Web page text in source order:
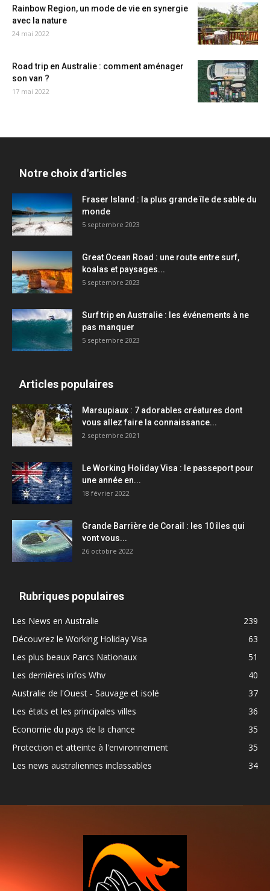
Rainbow Region, un mode de vie en synergie
avec la nature
24 mai 2022
Road trip en Australie : comment aménager
son van ?
17 mai 2022
Notre choix d'articles
Fraser Island : la plus grande île de sable du
monde
5 septembre 2023
Great Ocean Road : une route entre surf,
koalas et paysages...
5 septembre 2023
Surf trip en Australie : les événements à ne
pas manquer
5 septembre 2023
Articles populaires
Marsupiaux : 7 adorables créatures dont
vous allez faire la connaissance...
2 septembre 2021
Le Working Holiday Visa : le passeport pour
une année en...
18 février 2022
Grande Barrière de Corail : les 10 îles qui
vont vous...
26 octobre 2022
Rubriques populaires
Les News en Australie
239
Découvrez le Working Holiday Visa
63
Les plus beaux Parcs Nationaux
51
Les dernières infos Whv
40
Australie de l'Ouest - Sauvage et isolé
37
Les états et les principales villes
36
Economie du pays de la chance
35
Protection et atteinte à l'environnement
35
Les news australiennes inclassables
34